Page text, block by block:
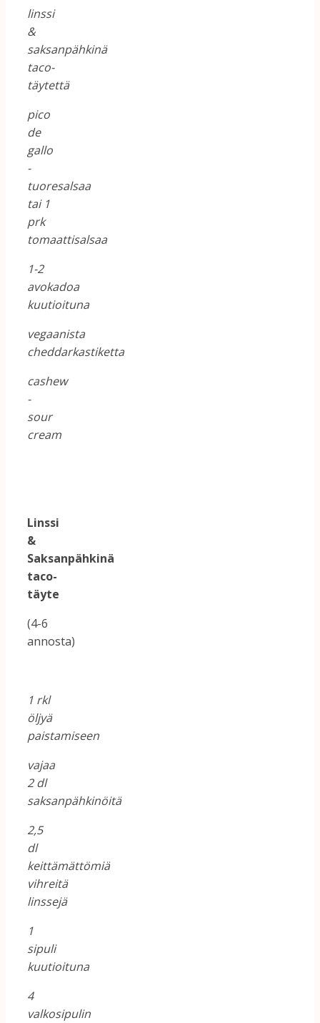
linssi
&
saksanpähkinä
taco-
täytettä
pico
de
gallo
-
tuoresalsaa
tai 1
prk
tomaattisalsaa
1-2
avokadoa
kuutioituna
vegaanista
cheddarkastiketta
cashew
-
sour
cream
Linssi
&
Saksanpähkinä
taco-
täyte
(4-6
annosta)
1 rkl
öljyä
paistamiseen
vajaa
2 dl
saksanpähkinöitä
2,5
dl
keittämättömiä
vihreitä
linssejä
1
sipuli
kuutioituna
4
valkosipulin